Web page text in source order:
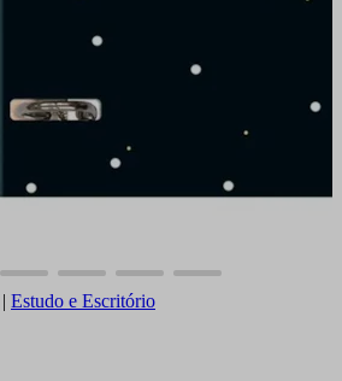
| Estudo e Escritório